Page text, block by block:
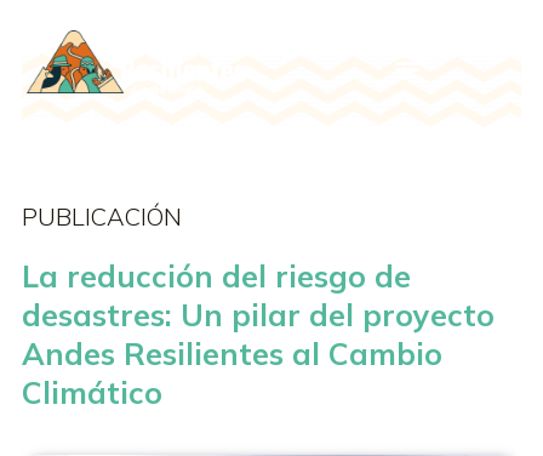
PUBLICACIÓN
La reducción del riesgo de
desastres: Un pilar del proyecto
Andes Resilientes al Cambio
Climático